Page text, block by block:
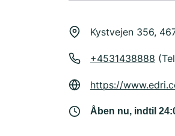
Kystvejen 356,
+4531438888
https://
Åben nu, indtil